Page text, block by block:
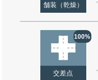
舗装（乾燥）
100%
交差点